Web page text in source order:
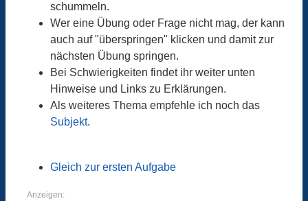
schummeln.
Wer eine Übung oder Frage nicht mag, der kann
auch auf "überspringen" klicken und damit zur
nächsten Übung springen.
Bei Schwierigkeiten findet ihr weiter unten
Hinweise und Links zu Erklärungen.
Als weiteres Thema empfehle ich noch das
Subjekt.
Gleich zur ersten Aufgabe
Anzeigen: